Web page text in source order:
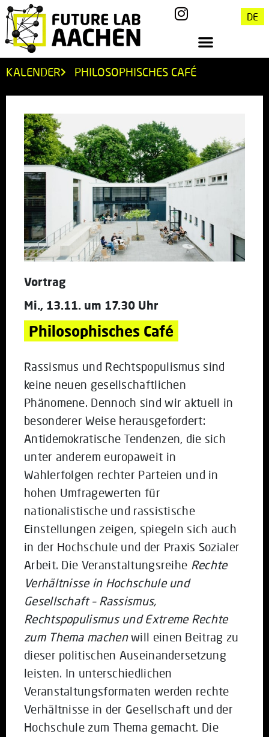
DE
KALENDER PHILOSOPHISCHES CAFÉ
Vortrag
Mi., 13.11. um 17.30 Uhr
Philosophisches Café
Rassismus und Rechtspopulismus sind
keine neuen gesellschaftlichen
Phänomene. Dennoch sind wir aktuell in
besonderer Weise herausgefordert:
Antidemokratische Tendenzen, die sich
unter anderem europaweit in
Wahlerfolgen rechter Parteien und in
hohen Umfragewerten für
nationalistische und rassistische
Einstellungen zeigen, spiegeln sich auch
in der Hochschule und der Praxis Sozialer
Arbeit. Die Veranstaltungsreihe Rechte
Verhältnisse in Hochschule und
Gesellschaft – Rassismus,
Rechtspopulismus und Extreme Rechte
zum Thema machenwill einen Beitrag zu
dieser politischen Auseinandersetzung
leisten. In unterschiedlichen
Veranstaltungsformaten werden rechte
Verhältnisse in der Gesellschaft und der
Hochschule zum Thema gemacht. Die